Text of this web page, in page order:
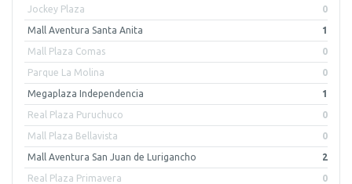
Jockey Plaza 0
Mall Aventura Santa Anita 1
Mall Plaza Comas 0
Parque La Molina 0
Megaplaza Independencia 1
Real Plaza Puruchuco 0
Mall Plaza Bellavista 0
Mall Aventura San Juan de Lurigancho 2
Real Plaza Primavera 0